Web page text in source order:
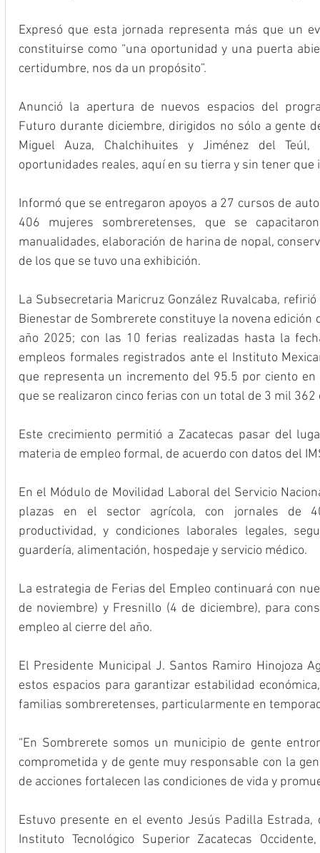
Expresó que esta jornada representa más que un
constituirse como “una oportunidad y una puerta
certidumbre, nos da un propósito”.
Anunció la apertura de nuevos espacios del
Futuro durante diciembre, dirigidos no sólo a gente
Miguel Auza, Chalchihuites y Jiménez del Teúl,
oportunidades reales, aquí en su tierra y sin tener que
Informó que se entregaron apoyos a 27 cursos de
406 mujeres sombreretenses, que se
manualidades, elaboración de harina de nopal,
de los que se tuvo una exhibición.
La Subsecretaria Maricruz González Ruvalcaba,
Bienestar de Sombrerete constituye la novena edición
año 2025; con las 10 ferias realizadas hasta la
empleos formales registrados ante el Instituto
que representa un incremento del 95.5 por ciento en
que se realizaron cinco ferias con un total de 3 mil 362
Este crecimiento permitió a Zacatecas pasar del
materia de empleo formal, de acuerdo con datos del
En el Módulo de Movilidad Laboral del Servicio
plazas en el sector agrícola, con jornales de
productividad, y condiciones laborales legales,
guardería, alimentación, hospedaje y servicio médico.
La estrategia de Ferias del Empleo continuará con
de noviembre) y Fresnillo (4 de diciembre), para
empleo al cierre del año.
El Presidente Municipal J. Santos Ramiro Hinojoza
estos espacios para garantizar estabilidad
familias sombreretenses, particularmente en
“En Sombrerete somos un municipio de gente
comprometida y de gente muy responsable con la
de acciones fortalecen las condiciones de vida y
Estuvo presente en el evento Jesús Padilla
Instituto Tecnológico Superior Zacatecas